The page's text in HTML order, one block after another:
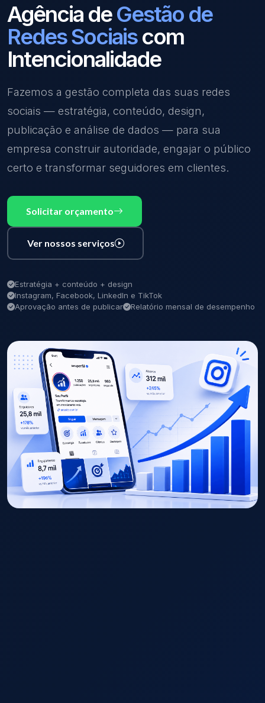
Agência deGestão de
Redes Sociaiscom
Intencionalidade
Fazemos a gestão completa das suas redes
sociais — estratégia, conteúdo, design,
publicação e análise de dados — para sua
empresa construir autoridade, engajar o público
certo e transformar seguidores em clientes.
Solicitar orçamento
Ver nossos serviços
Estratégia + conteúdo + design
Instagram, Facebook, LinkedIn e TikTok
Aprovação antes de publicar
Relatório mensal de desempenho